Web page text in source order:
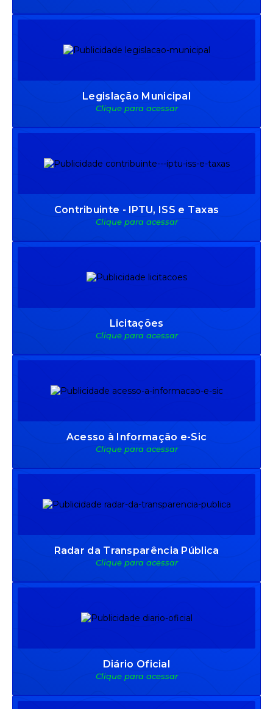
Legislação Municipal
Clique para acessar
Contribuinte - IPTU, ISS e Taxas
Clique para acessar
Licitações
Clique para acessar
Acesso à Informação e-Sic
Clique para acessar
Radar da Transparência Pública
Clique para acessar
Diário Oficial
Clique para acessar